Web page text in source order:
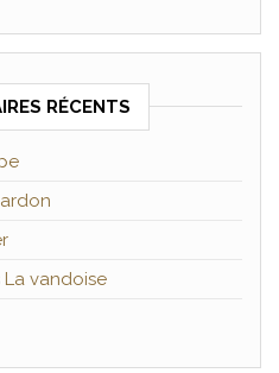
RÉCENTS
La vandoise